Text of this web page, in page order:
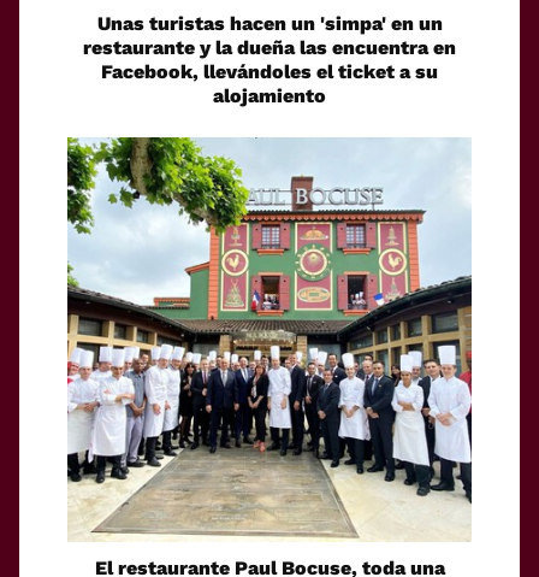
Unas turistas hacen un 'simpa' en un
restaurante y la dueña las encuentra en
Facebook, llevándoles el ticket a su
alojamiento
El restaurante Paul Bocuse, toda una